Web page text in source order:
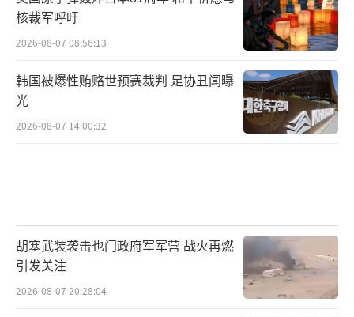
核裁军呼吁
2026-08-07 08:56:13
韩国被爆性贿赂世预赛裁判 足协丑闻曝
光
2026-08-07 14:00:32
胡塞武装袭击也门政府军军营 战火再燃
引发关注
2026-08-07 20:28:04